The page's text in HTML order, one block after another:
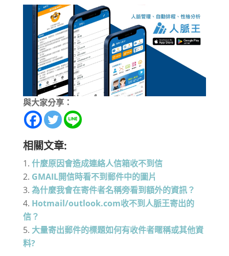
與大家分享：
相關文章:
什麼原因會造成連絡人信箱收不到信
GMAIL開信時看不到郵件中的圖片
為什麼我會在寄件者名稱旁看到額外的資訊？
Hotmail/outlook.com收不到人脈王寄出的
信？
大量寄出郵件的標題如何有收件者暱稱或其他資
料?